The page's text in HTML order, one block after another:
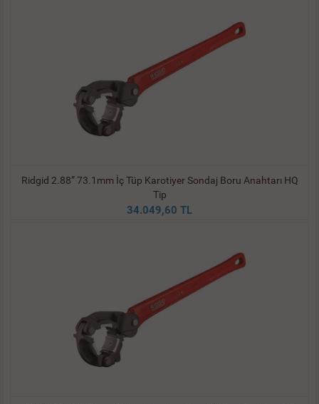
Ridgid 2.88” 73.1mm İç Tüp Karotiyer Sondaj Boru Anahtarı HQ
Tip
34.049,60 TL